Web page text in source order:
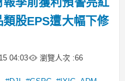
逼近百億根據官方發布的
股EPS遭大幅下修
04:03 瀏覽人次 :66